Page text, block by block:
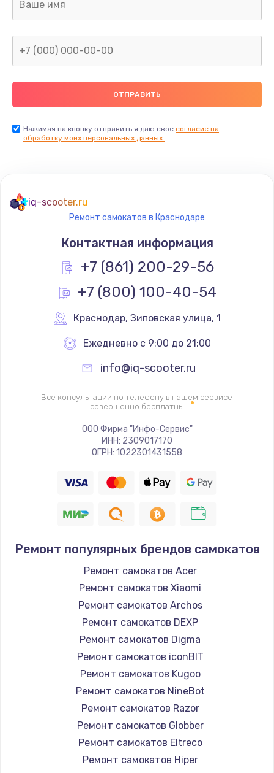
Ремонт капиллярной трубки
400 руб.
Заказать
Замена термостата
1200 руб.
Заказать
Замена реле
Замена термопредохранителя
700 руб.
Заказать
Замена ТЭНа
2500 руб.
1400 руб.
Замена / ремонт электронного модуля
управления
600 руб.
Замена конфорки
1100 руб.
Замена платы сенсора
900 руб.
Нажимая на кнопку отправить я даю свое согласие на
обработку моих персональных данных.
iq-scooter.ru
Ремонт самокатов в Краснодаре
Контактная информация
+7 (861) 200-29-56
+7 (800) 100-40-54
Краснодар, Зиповская улица, 1
Ежедневно с 9:00 до 21:00
info@iq-scooter.ru
Все консультации по телефону в нашем сервисе
совершенно бесплатны
ООО Фирма "Инфо-Сервис"
ИНН: 2309017170
ОГРН: 1022301431558
Ремонт популярных брендов самокатов
Ремонт самокатов Acer
Ремонт самокатов Xiaomi
Ремонт самокатов Archos
Ремонт самокатов DEXP
Ремонт самокатов Digma
Ремонт самокатов iconBIT
Ремонт самокатов Kugoo
Ремонт самокатов NineBot
Ремонт самокатов Razor
Ремонт самокатов Globber
Ремонт самокатов Eltreco
Ремонт самокатов Hiper